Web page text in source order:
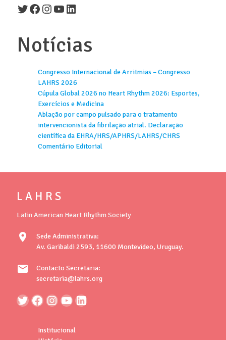
Twitter
Facebook
Instagram
Youtube
LinkedIn
Notícias
Congresso Internacional de Arritmias – Congresso
LAHRS 2026
Cúpula Global 2026 no Heart Rhythm 2026: Esportes,
Exercícios e Medicina
Ablação por campo pulsado para o tratamento
intervencionista da fibrilação atrial. Declaração
científica da EHRA/HRS/APHRS/LAHRS/CHRS
Comentário Editorial
L A H R S
Latin American Heart Rhythm Society
location_on
Sede Administrativa:
Av. Garibaldi 2593, 11600 Montevideo, Uruguay.
mail
Contacto Secretaria:
secretaria@lahrs.org
Institucional